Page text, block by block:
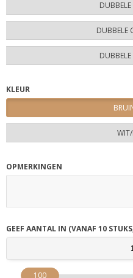
DUBBELE
KLEUR
OPMERKINGEN
GEEF AANTAL IN (VANAF 10
100